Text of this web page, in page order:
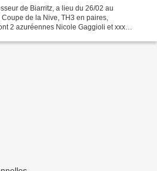
de Biarritz, a lieu du 26/02 au
de la Nive, TH3 en paires,
2 azuréennes Nicole Gaggioli et xxx